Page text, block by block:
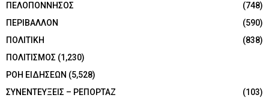
ΠΕΛΟΠΟΝΝΗΣΟΣ
(748)
ΠΕΡΙΒΑΛΛΟΝ
(590)
ΠΟΛΙΤΙΚΗ
(838)
ΠΟΛΙΤΙΣΜΟΣ (1,230)
ΡΟΗ ΕΙΔΗΣΕΩΝ (5,528)
ΣΥΝΕΝΤΕΥΞΕΙΣ – ΡΕΠΟΡΤΑΖ
(103)